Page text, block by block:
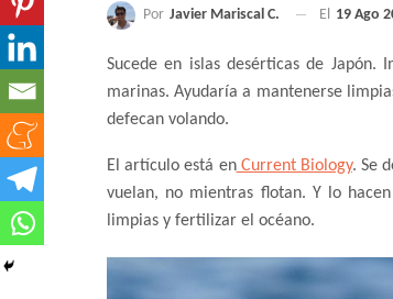
Por Javier Mariscal C. El 19 Ago
Sucede en islas desérticas de
marinas. Ayudaría a mantenerse
defecan volando.
El artículo está enCurrent Biology. Se
vuelan, no mientras flotan. Y lo
limpias y fertilizar el océano.